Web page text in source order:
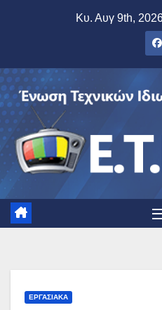
Κυ. Αυγ 9th,
ΕΡΓΑΣΙΑΚΆ